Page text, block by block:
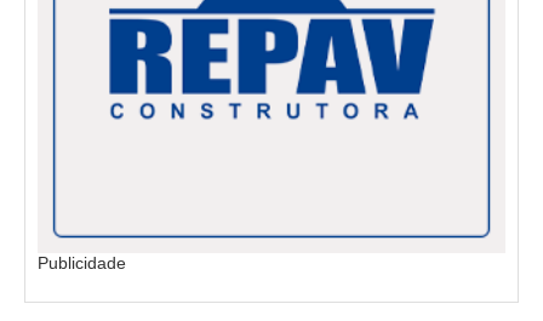
Publicidade